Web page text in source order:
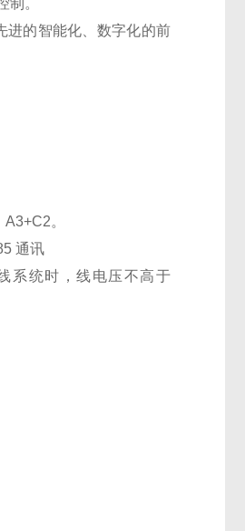
。
的智能化、数字化的前
。
通讯
系统时，线电压不高于